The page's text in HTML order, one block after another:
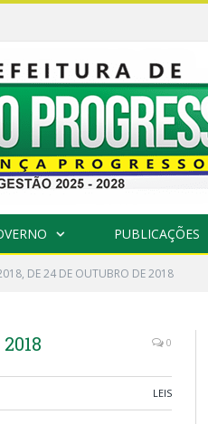
PUBLICAÇÕES
DE 24 DE OUTUBRO DE 2018
0
LEIS